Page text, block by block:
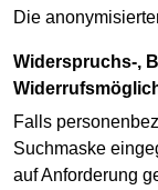
Die
Widerspruchs-, Beseitigungs- und
Falls
Suchmaske
auf Anforderung